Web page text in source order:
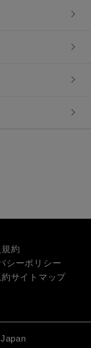
約
シーポリシー
サイトマップ